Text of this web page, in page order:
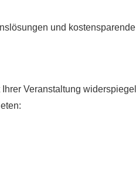
und kostensparende
Veranstaltung